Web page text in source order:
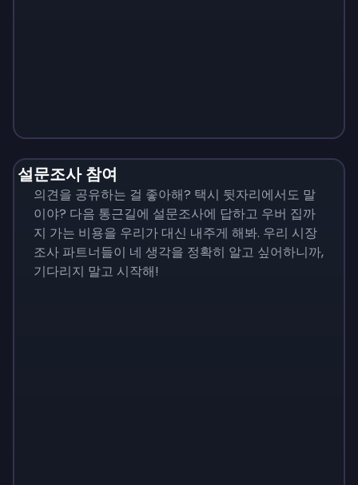
설문조사 참여
의견을 공유하는 걸 좋아해? 택시 뒷자리에서도 말
이야? 다음 통근길에 설문조사에 답하고 우버 집까
지 가는 비용을 우리가 대신 내주게 해봐. 우리 시장
조사 파트너들이 네 생각을 정확히 알고 싶어하니까,
기다리지 말고 시작해!